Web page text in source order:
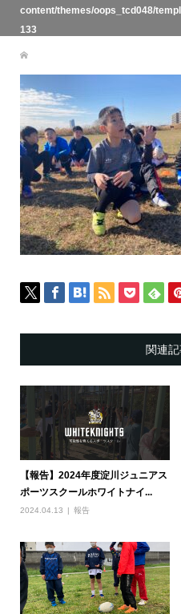
content/themes/oops_tcd048/
133
関連
【報告】2024年度淀川ジュニアス
ポーツスクールホワイトナイ...
2024.04.13 報告